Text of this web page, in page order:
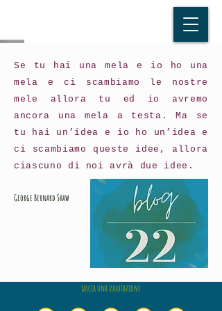
Se tu hai una mela e io ho una
mela e ci scambiamo le nostre
mele allora tu ed io avremo
ancora una mela a testa. Ma se
tu hai un’idea e io ho un’idea e
ci scambiamo queste idee, allora
ciascuno di noi avrà due idee.
George Bernard Shaw
Lascia una valutazione